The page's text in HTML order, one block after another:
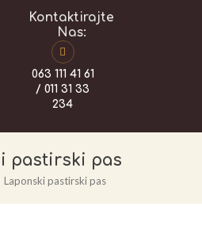
Kontaktirajte
Nas:
063 111 41 61
/ 011 31 33
234
pastirski pas
Laponski pastirski pas